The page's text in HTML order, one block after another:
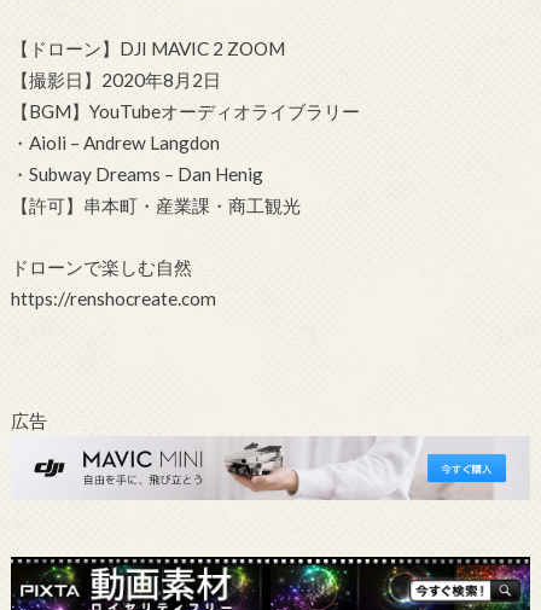
【ドローン】DJI MAVIC 2 ZOOM
【撮影日】2020年8月2日
【BGM】YouTubeオーディオライブラリー
・Aioli – Andrew Langdon
・Subway Dreams – Dan Henig
【許可】串本町・産業課・商工観光
ドローンで楽しむ自然
https://renshocreate.com
広告